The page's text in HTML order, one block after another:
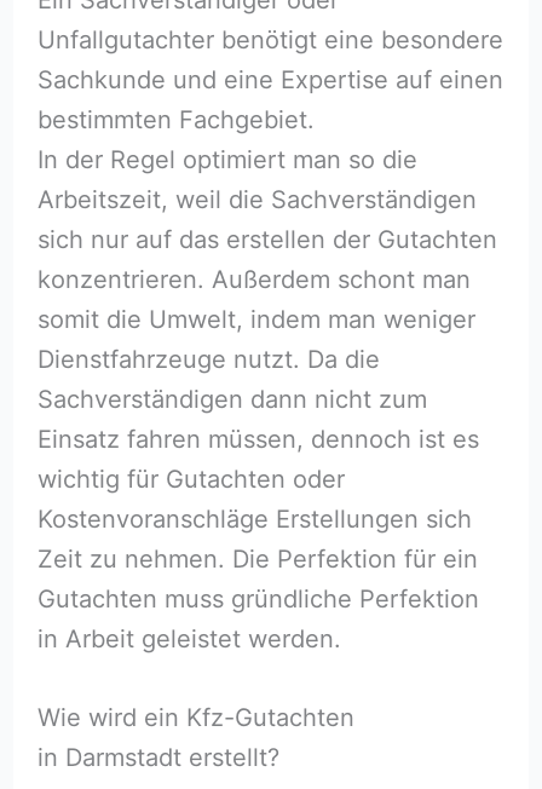
Unfallgutachter benötigt eine besondere
Sachkunde und eine Expertise auf einen
bestimmten Fachgebiet.
In der Regel optimiert man so die
Arbeitszeit, weil die Sachverständigen
sich nur auf das erstellen der Gutachten
konzentrieren. Außerdem schont man
somit die Umwelt, indem man weniger
Dienstfahrzeuge nutzt. Da die
Sachverständigen dann nicht zum
Einsatz fahren müssen, dennoch ist es
wichtig für Gutachten oder
Kostenvoranschläge Erstellungen sich
Zeit zu nehmen. Die Perfektion für ein
Gutachten muss gründliche Perfektion
in Arbeit geleistet werden.
Wie wird ein Kfz-Gutachten
in Darmstadt erstellt?